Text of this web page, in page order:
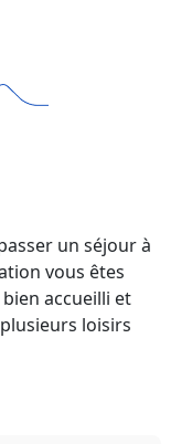
un séjour à
vous êtes
accueilli et
loisirs